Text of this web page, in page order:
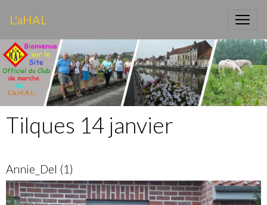
L'aHAL
Tilques 14 janvier
Annie_Del (1)